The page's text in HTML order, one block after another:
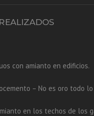
con amianto en edificios.
– No es oro todo
en los techos de los